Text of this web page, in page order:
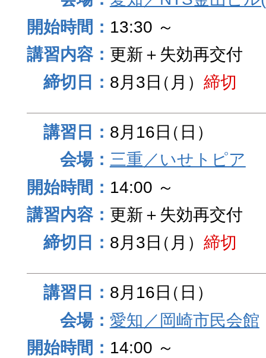
13:30 ～
更新＋失効再交付
8月3日（月） 締切
8月16日（日）
三重／いせトピア
14:00 ～
更新＋失効再交付
8月3日（月） 締切
8月16日（日）
愛知／岡崎市民会館
14:00 ～